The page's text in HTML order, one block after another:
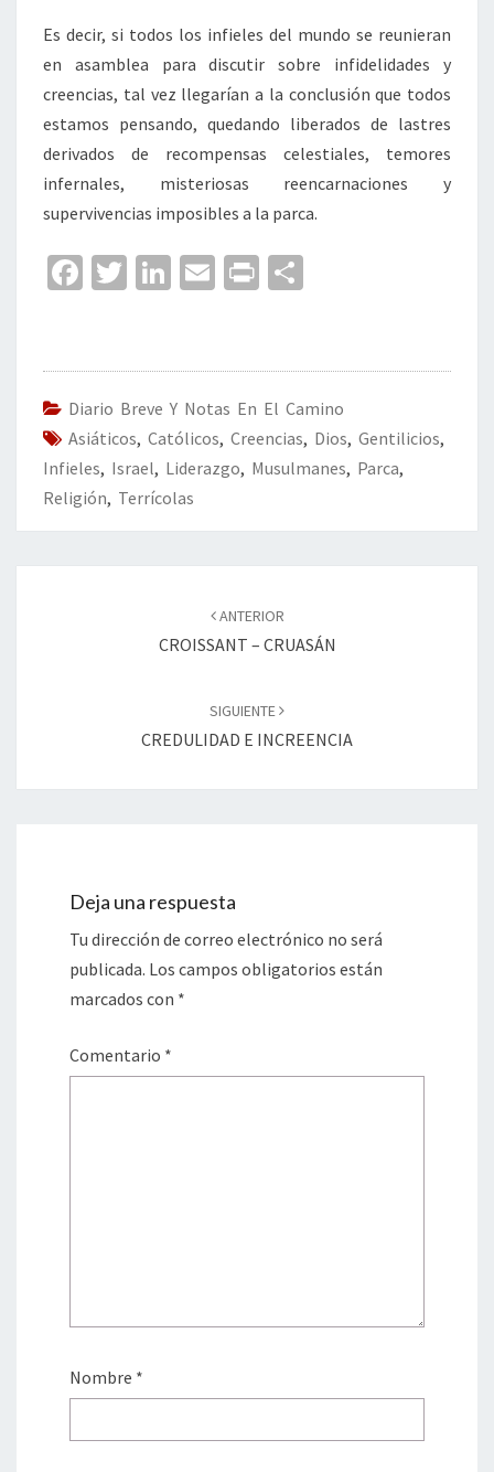
Es decir, si todos los infieles del mundo se reunieran
en asamblea para discutir sobre infidelidades y
creencias, tal vez llegarían a la conclusión que todos
estamos pensando, quedando liberados de lastres
derivados de recompensas celestiales, temores
infernales, misteriosas reencarnaciones y
supervivencias imposibles a la parca.
Fa
o
o
k
T
er
Li
dI
n
E
l
Pr
p
ar
tir
Diario Breve Y Notas En El Camino
Asiáticos, Católicos, Creencias, Dios, Gentilicios,
Infieles, Israel, Liderazgo, Musulmanes, Parca,
Religión, Terrícolas
ANTERIOR
CROISSANT – CRUASÁN
SIGUIENTE
CREDULIDAD E INCREENCIA
Deja una respuesta
Tu dirección de correo electrónico no será
publicada. Los campos obligatorios están
marcados con *
Comentario *
Nombre *